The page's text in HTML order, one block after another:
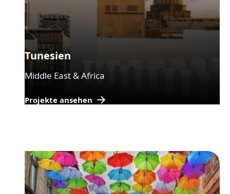
Tunesien
Middle East & Africa
Projekte ansehen